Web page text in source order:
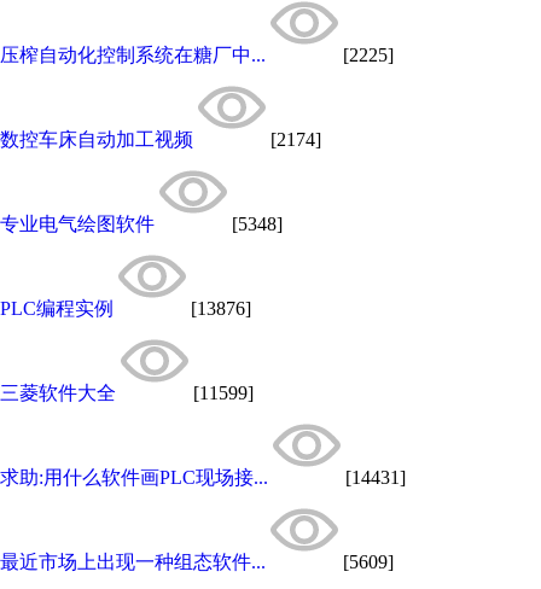
压榨自动化控制系统在糖厂中... [2225]
数控车床自动加工视频 [2174]
专业电气绘图软件 [5348]
PLC编程实例 [13876]
三菱软件大全 [11599]
求助:用什么软件画PLC现场接... [14431]
最近市场上出现一种组态软件... [5609]